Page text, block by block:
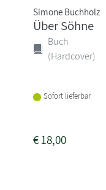
Simone Buchholz
Über Söhne
Buch
(Hardcover)
Sofort lieferbar
€18,00